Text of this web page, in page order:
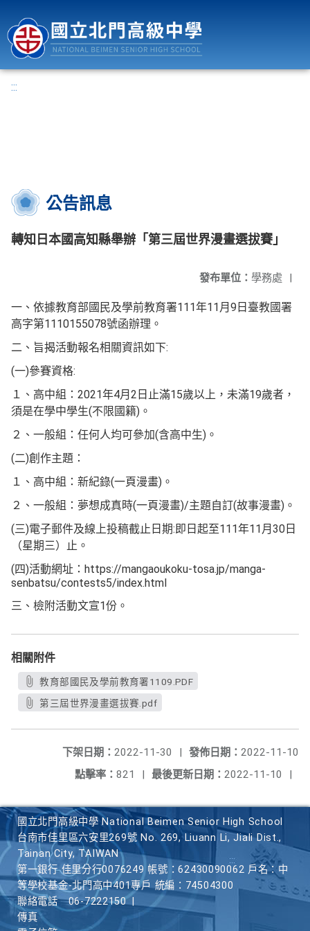
:::
公告訊息
轉知日本國高知縣舉辦「第三屆世界漫畫選拔賽」
發布單位： 學務處 |
一、依據教育部國民及學前教育署111年11月9日臺教國署
高字第1110155078號函辦理。
二、旨揭活動報名相關資訊如下:
(一)參賽資格:
１、高中組：2021年4月2日止滿15歲以上，未滿19歲者，
須是在學中學生(不限國籍)。
２、一般組：任何人均可參加(含高中生)。
(二)創作主題：
１、高中組：新紀錄(一頁漫畫)。
２、一般組：夢想成真時(一頁漫畫)/主題自訂(故事漫畫)。
(三)電子郵件及線上投稿截止日期:即日起至111年11月30日
（星期三）止。
(四)活動網址：https://mangaoukoku-tosa.jp/manga-
senbatsu/contests5/index.html
三、檢附活動文宣1份。
相關附件
教育部國民及學前教育署1109.PDF
第三屆世界漫畫選拔賽.pdf
發佈日期： 2022-11-10
下架日期： 2022-11-30
|
最後更新日期： 2022-11-10 |
點擊率： 821 |
國立北門高級中學 National Beimen Senior High School
台南市佳里區六安里269號 No. 269, Liuann Li, Jiali Dist.,
Tainan City, TAIWAN
第一銀行 佳里分行0076249 帳號：62430090062 戶名：中
等學校基金-北門高中401專戶 統編：74504300
聯絡電話
06-7222150
傳真